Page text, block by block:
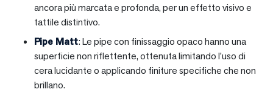
ancora più marcata e profonda, per un effetto visivo e
tattile distintivo.
Pipe Matt: Le pipe con finissaggio opaco hanno una
superficie non riflettente, ottenuta limitando l’uso di
cera lucidante o applicando finiture specifiche che non
brillano.